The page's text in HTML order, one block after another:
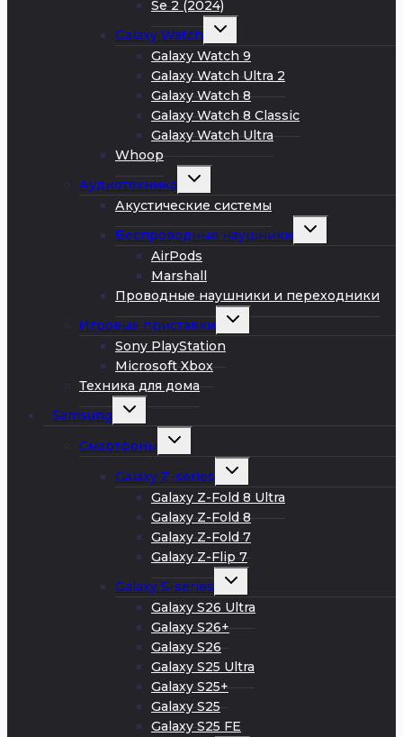
Se 2 (2024)
Galaxy Watch
Развернуть
меню
Galaxy Watch 9
Galaxy Watch Ultra 2
Galaxy Watch 8
Galaxy Watch 8 Classic
Galaxy Watch Ultra
Whoop
Аудиотехника
Развернуть
меню
Акустические системы
Беспроводные наушники
Развернуть
AirPods
Marshall
Проводные наушники и переходники
Игровые приставки
Развернуть
меню
Sony PlayStation
Microsoft Xbox
Техника для дома
Samsung
Развернуть
Смартфоны
Развернуть
Galaxy Z-series
Развернуть
меню
Galaxy Z-Fold 8 Ultra
Galaxy Z-Fold 8
Galaxy Z-Fold 7
Galaxy Z-Flip 7
Galaxy S-series
Развернуть
меню
Galaxy S26 Ultra
Galaxy S26+
Galaxy S26
Galaxy S25 Ultra
Galaxy S25+
Galaxy S25
Galaxy S25 FE